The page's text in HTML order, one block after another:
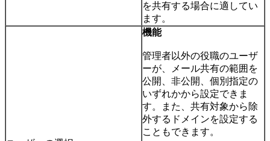
を共有する場合に適してい
ます。
機能
管理者以外の役職のユーザ
ーが、メール共有の範囲を
公開、非公開、個別指定の
いずれかから設定できま
す。また、共有対象から除
外するドメインを設定する
こともできます。